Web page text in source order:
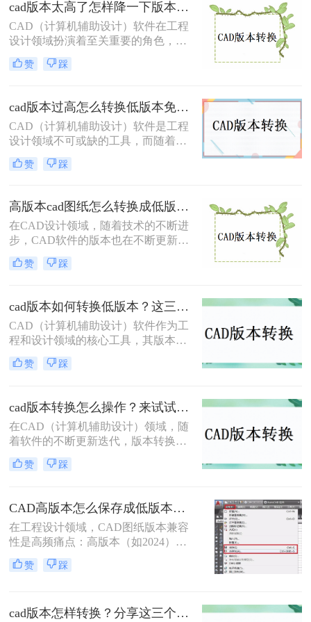
您根据实际场景快速做出选择。
么如何将cad版本转换成低版本呢？本
文将介绍两种将CAD版本转换成低版
本的方法。
cad版本太高了怎样降一下版本？试试这两种有效的方法！
CAD（计算机辅助设计）软件在工程
设计领域扮演着至关重要的角色，而
由于软件版本的不断更新，有时我们
需要将高版本的CAD文件转换为低版
么cad版本太高了怎样降一下版本呢？
本文将介绍两种将CAD版本降级的方
法。
赞 踩
cad版本过高怎么转换低版本免费？这二个方法了解一下！
CAD（计算机辅助设计）软件是工程
设计领域不可或缺的工具，而随着软
件版本的更新迭代，有时我们需要将
高版本的CAD文件转换为低版本，以
版本过高怎么转换低版本免费呢？本
文将介绍两种免费将CAD版本从高转
低的方法。
赞 踩
高版本cad图纸怎么转换成低版本？有这4种方法可以快速转换！
在CAD设计领域，随着技术的不断进
步，CAD软件的版本也在不断更新。
然而，由于某些特定的工作需求或设
备限制，我们有时需要将高版本的
在旧版本的CAD软件中能够正常打开
和编辑。那么高版本cad图纸怎么转换
成低版本呢？本文将详细介绍四种将
高版本CAD图纸转换为低版本的方
法，并给出具体的操作步骤和注意事
项。
赞 踩
cad版本如何转换低版本？这三个转换方法，你一定要学会！
CAD（计算机辅助设计）软件作为工
程和设计领域的核心工具，其版本迭
代频繁，不同版本之间在功能和兼容
性上存在差异。因此，有时我们需要
以便在旧版本的CAD软件中打开或编
辑。那么cad版本如何转换低版本呢？
以下是一些常用的方法来实现CAD版
本从高到低的转换。
赞 踩
cad版本转换怎么操作？来试试这二种实用方法吧！
在CAD（计算机辅助设计）领域，随
着软件的不断更新迭代，版本转换成
为了一个常见的需求。无论是出于兼
容性、文件格式要求，还是为了与旧
得尤为重要。那么cad版本转换怎么操
作呢？本文将介绍二种CAD版本转换
的操作方法。
赞 踩
CAD高版本怎么保存成低版本发给别人？5种安全有效方法实测！
在工程设计领域，CAD图纸版本兼容
性是高频痛点：高版本（如2024）文
件无法被低版本（如2018）打开，导
致协作中断、进度延误。许多用户盲
CAD高版本怎么保存成低版本发给别
赞 踩
cad版本怎样转换？分享这三个转换方法！